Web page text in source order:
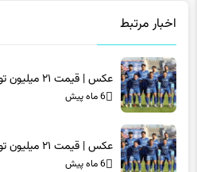
اخبار مرتبط
عکس | قیمت ۲۱ میلیون تومانی برای بلیت بازی استقلال!
6 ماه پیش
عکس | قیمت ۲۱ میلیون تومانی برای بلیت بازی استقلال!
6 ماه پیش